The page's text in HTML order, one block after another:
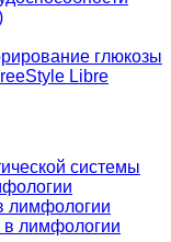
глюкозы
Libre
системы
лимфологии
в лимфологии